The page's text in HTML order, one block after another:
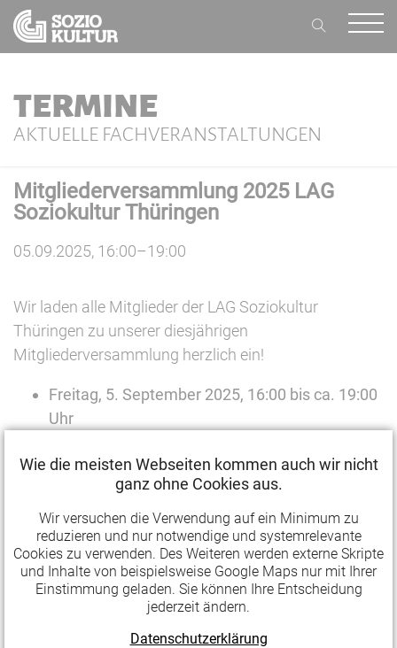
TERMINE
AKTUELLE FACHVERANSTALTUNGEN
Mitgliederversammlung 2025 LAG
Soziokultur Thüringen
05.09.2025, 16:00–19:00
Wir laden alle Mitglieder der LAG Soziokultur
Thüringen zu unserer diesjährigen
Mitgliederversammlung herzlich ein!
Freitag, 5. September 2025, 16:00 bis ca. 19:00
Uhr
Erfurt (Google Maps)
Anmeldung Mitgliederversammlung
Bitte meldet euch über das Formular an.
Wie die meisten Webseiten kommen auch wir nicht
ganz ohne Cookies aus.
Wir versuchen die Verwendung auf ein Minimum zu
reduzieren und nur notwendige und systemrelevante
Cookies zu verwenden. Des Weiteren werden externe Skripte
und Inhalte von beispielsweise Google Maps nur mit Ihrer
Einstimmung geladen. Sie können Ihre Entscheidung
jederzeit ändern.
Datenschutzerklärung